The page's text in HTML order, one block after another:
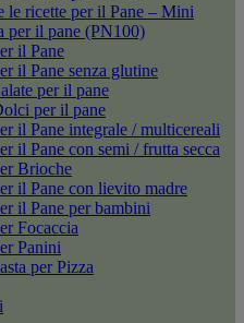
le ricette per il Pane – Mini
per il pane (PN100)
il Pane
il Pane senza glutine
per il pane
per il pane
il Pane integrale / multicereali
il Pane con semi / frutta secca
Brioche
il Pane con lievito madre
il Pane per bambini
Focaccia
Panini
per Pizza